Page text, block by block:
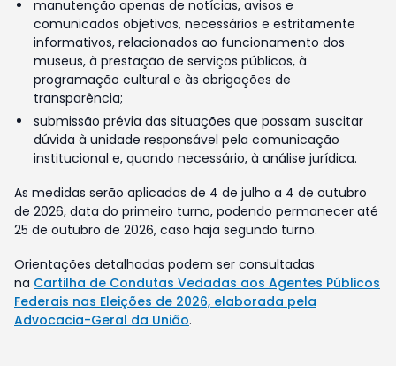
manutenção apenas de notícias, avisos e
comunicados objetivos, necessários e estritamente
informativos, relacionados ao funcionamento dos
museus, à prestação de serviços públicos, à
programação cultural e às obrigações de
transparência;
submissão prévia das situações que possam suscitar
dúvida à unidade responsável pela comunicação
institucional e, quando necessário, à análise jurídica.
As medidas serão aplicadas de 4 de julho a 4 de outubro
de 2026, data do primeiro turno, podendo permanecer até
25 de outubro de 2026, caso haja segundo turno.
Orientações detalhadas podem ser consultadas
na Cartilha de Condutas Vedadas aos Agentes Públicos
Federais nas Eleições de 2026, elaborada pela
Advocacia-Geral da União.